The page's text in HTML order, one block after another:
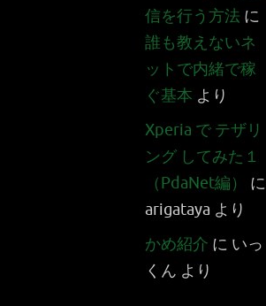
信を行う方法 に
誰も教えないネ
ットで内緒で稼
ぐ基本 より
Xperia で テザリ
ング してみた１
（PdaNet編）
に
arigataya より
かめ紹介 に いっ
くん より